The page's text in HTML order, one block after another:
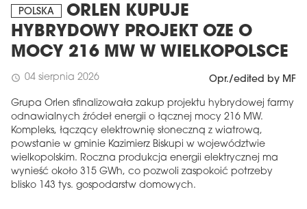
POLSKA
ORLEN KUPUJE
HYBRYDOWY PROJEKT OZE O
MOCY 216 MW W WIELKOPOLSCE
schedule 04 sierpnia 2026 Opr./edited by MF
Grupa Orlen sfinalizowała zakup projektu hybrydowej farmy
odnawialnych źródeł energii o łącznej mocy 216 MW.
Kompleks, łączący elektrownię słoneczną z wiatrową,
powstanie w gminie Kazimierz Biskupi w województwie
wielkopolskim. Roczna produkcja energii elektrycznej ma
wynieść około 315 GWh, co pozwoli zaspokoić potrzeby
blisko 143 tys. gospodarstw domowych.